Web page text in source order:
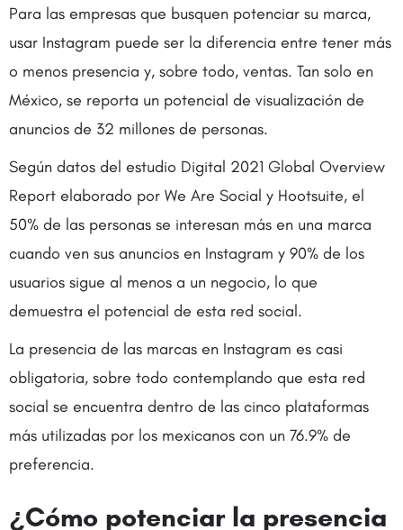
Para las empresas que busquen potenciar su marca,
usar Instagram puede ser la diferencia entre tener más
o menos presencia y, sobre todo, ventas. Tan solo en
México, se reporta un potencial de visualización de
anuncios de 32 millones de personas.
Según datos del estudio Digital 2021 Global Overview
Report elaborado por We Are Social y Hootsuite, el
50% de las personas se interesan más en una marca
cuando ven sus anuncios en Instagram y 90% de los
usuarios sigue al menos a un negocio, lo que
demuestra el potencial de esta red social.
La presencia de las marcas en Instagram es casi
obligatoria, sobre todo contemplando que esta red
social se encuentra dentro de las cinco plataformas
más utilizadas por los mexicanos con un 76.9% de
preferencia.
¿Cómo potenciar la presencia